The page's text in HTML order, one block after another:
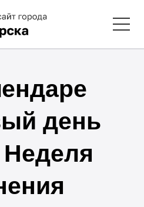
день
Неделя